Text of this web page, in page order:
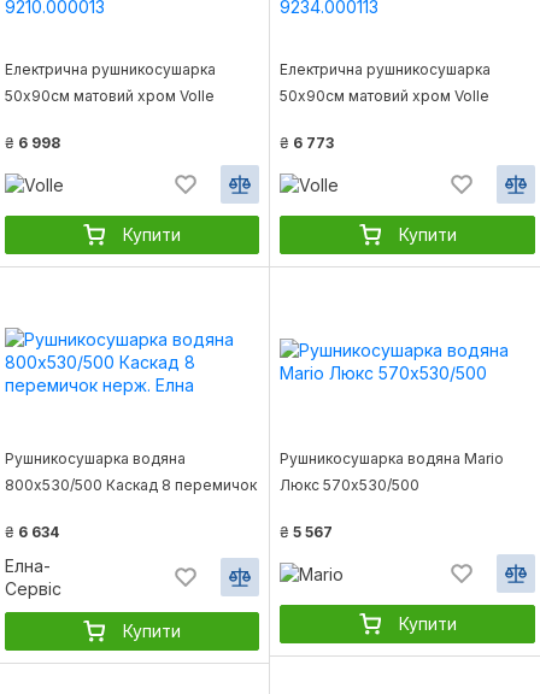
Електрична рушникосушарка
50х90см матовий хром Volle
₴ 6 998
Купити
Електрична рушникосушарка
50х90см матовий хром Volle
₴ 6 773
Купити
Рушникосушарка водяна
800х530/500 Каскад 8 перемичок
₴ 6 634
Елна-
Сервіс
Купити
Рушникосушарка водяна Mario
Люкс 570х530/500
₴ 5 567
Купити